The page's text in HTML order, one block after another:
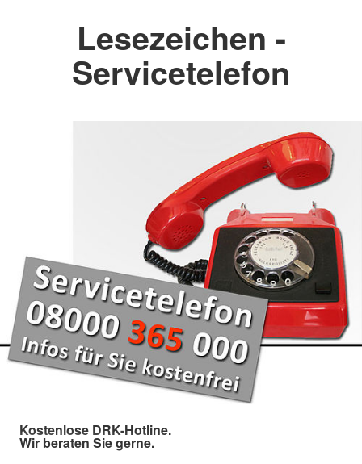
Lesezeichen -
Servicetelefon
Kostenlose DRK-Hotline.
Wir beraten Sie gerne.